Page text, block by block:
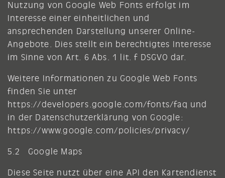
Nutzung von Google Web Fonts erfolgt im
Interesse einer einheitlichen und
ansprechenden Darstellung unserer Online-
Angebote. Dies stellt ein berechtigtes Interesse
im Sinne von Art. 6 Abs. 1 lit. f DSGVO dar.
Weitere Informationen zu Google Web Fonts
finden Sie unter
https://developers.google.com/fonts/faq und
in der Datenschutzerklärung von Google:
https://www.google.com/policies/privacy/
5.2 Google Maps
Diese Seite nutzt über eine API den Kartendienst